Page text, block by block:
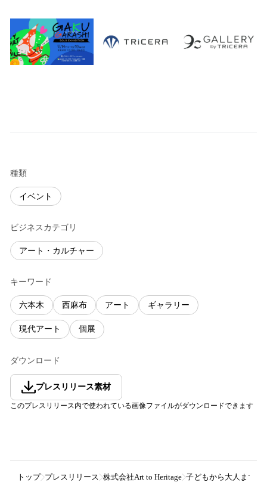
種類
イベント
ビジネスカテゴリ
アート・カルチャー
キーワード
六本木 西麻布 アート ギャラリー
現代アート 個展
ダウンロード
プレスリリース素材
このプレスリリース内で使われている画像ファイルがダウンロードできます
トップ プレスリリース 株式会社Art to Heritage 子どもから大人まで世